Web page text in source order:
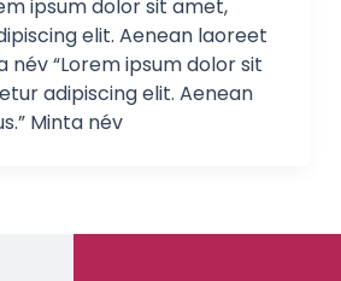
ipsum dolor sit amet,
elit. Aenean laoreet
név “Lorem ipsum dolor sit
adipiscing elit. Aenean
Minta név